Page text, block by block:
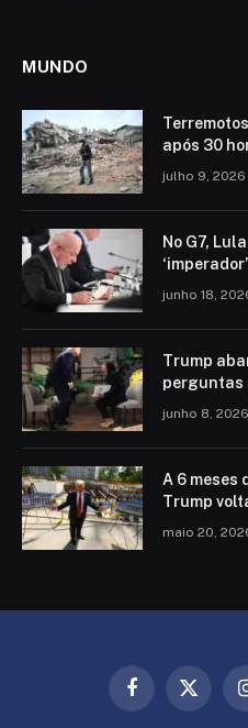
MUNDO
após 30
julho 9, 2026
No G7,
junho 18,
Trump
perguntas
junho 8, 2026
A 6 meses
Trump
maio 20,
Facebook
X